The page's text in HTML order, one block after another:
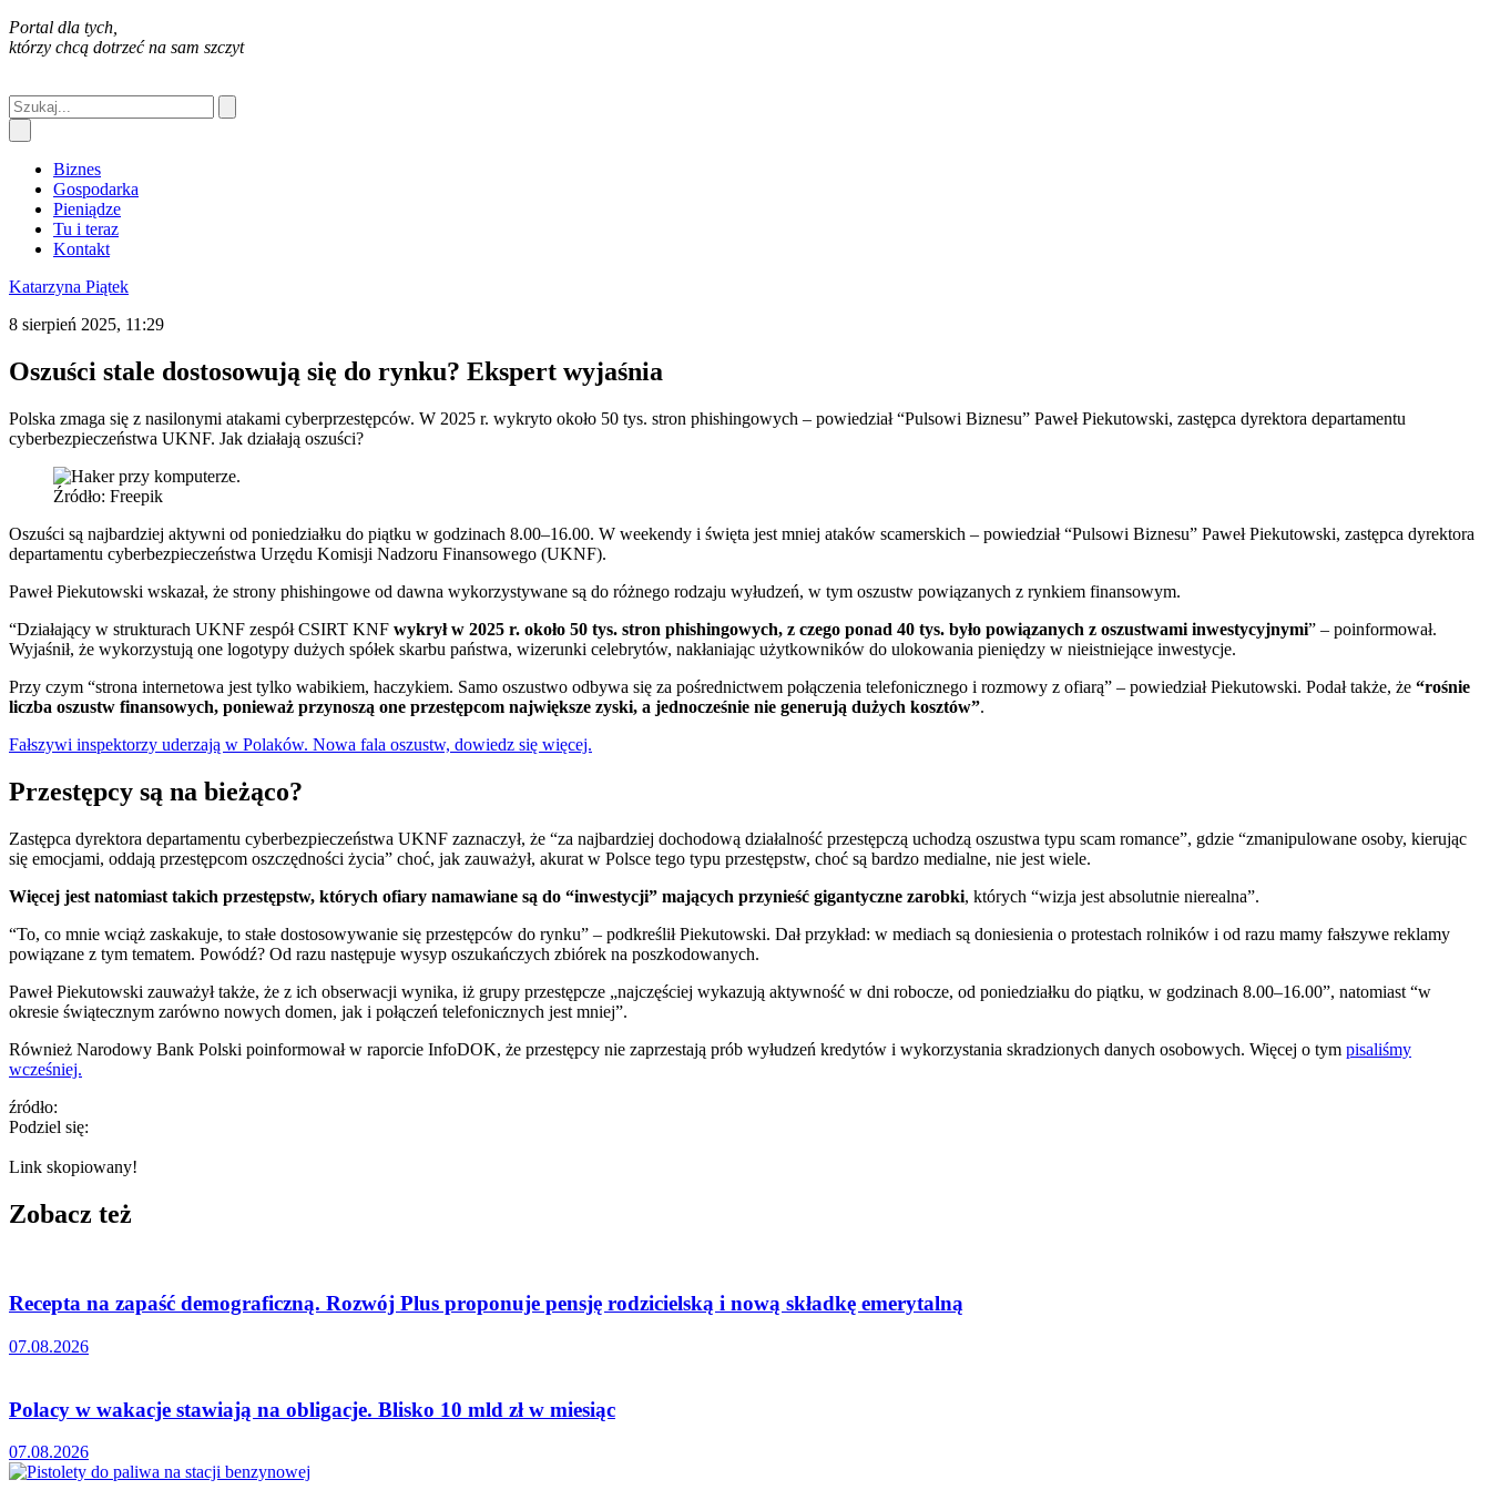
Portal dla tych,
którzy chcą dotrzeć na sam szczyt
Biznes
Gospodarka
Pieniądze
Tu i teraz
Kontakt
Katarzyna Piątek
8 sierpień 2025, 11:29
Oszuści stale dostosowują się do rynku? Ekspert wyjaśnia
Polska zmaga się z nasilonymi atakami cyberprzestępców. W 2025 r. wykryto około 50 tys. stron phishingowych – powiedział “Pulsowi Biznesu” Paweł Piekutowski, zastępca dyrektora departamentu
cyberbezpieczeństwa UKNF. Jak działają oszuści?
Źródło: Freepik
Oszuści są najbardziej aktywni od poniedziałku do piątku w godzinach 8.00–16.00. W weekendy i święta jest mniej ataków scamerskich – powiedział “Pulsowi Biznesu” Paweł Piekutowski, zastępca dyrektora
departamentu cyberbezpieczeństwa Urzędu Komisji Nadzoru Finansowego (UKNF).
Paweł Piekutowski wskazał, że strony phishingowe od dawna wykorzystywane są do różnego rodzaju wyłudzeń, w tym oszustw powiązanych z rynkiem finansowym.
“Działający w strukturach UKNF zespół CSIRT KNF wykrył w 2025 r. około 50 tys. stron phishingowych, z czego ponad 40 tys. było powiązanych z oszustwami inwestycyjnymi” – poinformował.
Wyjaśnił, że wykorzystują one logotypy dużych spółek skarbu państwa, wizerunki celebrytów, nakłaniając użytkowników do ulokowania pieniędzy w nieistniejące inwestycje.
Przy czym “strona internetowa jest tylko wabikiem, haczykiem. Samo oszustwo odbywa się za pośrednictwem połączenia telefonicznego i rozmowy z ofiarą” – powiedział Piekutowski. Podał także, że “rośnie
liczba oszustw finansowych, ponieważ przynoszą one przestępcom największe zyski, a jednocześnie nie generują dużych kosztów”.
Fałszywi inspektorzy uderzają w Polaków. Nowa fala oszustw, dowiedz się więcej.
Przestępcy są na bieżąco?
Zastępca dyrektora departamentu cyberbezpieczeństwa UKNF zaznaczył, że “za najbardziej dochodową działalność przestępczą uchodzą oszustwa typu scam romance”, gdzie “zmanipulowane osoby, kierując
się emocjami, oddają przestępcom oszczędności życia” choć, jak zauważył, akurat w Polsce tego typu przestępstw, choć są bardzo medialne, nie jest wiele.
Więcej jest natomiast takich przestępstw, których ofiary namawiane są do “inwestycji” mających przynieść gigantyczne zarobki, których “wizja jest absolutnie nierealna”.
“To, co mnie wciąż zaskakuje, to stałe dostosowywanie się przestępców do rynku” – podkreślił Piekutowski. Dał przykład: w mediach są doniesienia o protestach rolników i od razu mamy fałszywe reklamy
powiązane z tym tematem. Powódź? Od razu następuje wysyp oszukańczych zbiórek na poszkodowanych.
Paweł Piekutowski zauważył także, że z ich obserwacji wynika, iż grupy przestępcze „najczęściej wykazują aktywność w dni robocze, od poniedziałku do piątku, w godzinach 8.00–16.00”, natomiast “w
okresie świątecznym zarówno nowych domen, jak i połączeń telefonicznych jest mniej”.
Również Narodowy Bank Polski poinformował w raporcie InfoDOK, że przestępcy nie zaprzestają prób wyłudzeń kredytów i wykorzystania skradzionych danych osobowych. Więcej o tym pisaliśmy
wcześniej.
źródło:
Podziel się:
Link skopiowany!
Zobacz też
Recepta na zapaść demograficzną. Rozwój Plus proponuje pensję rodzicielską i nową składkę emerytalną
07.08.2026
Polacy w wakacje stawiają na obligacje. Blisko 10 mld zł w miesiąc
07.08.2026